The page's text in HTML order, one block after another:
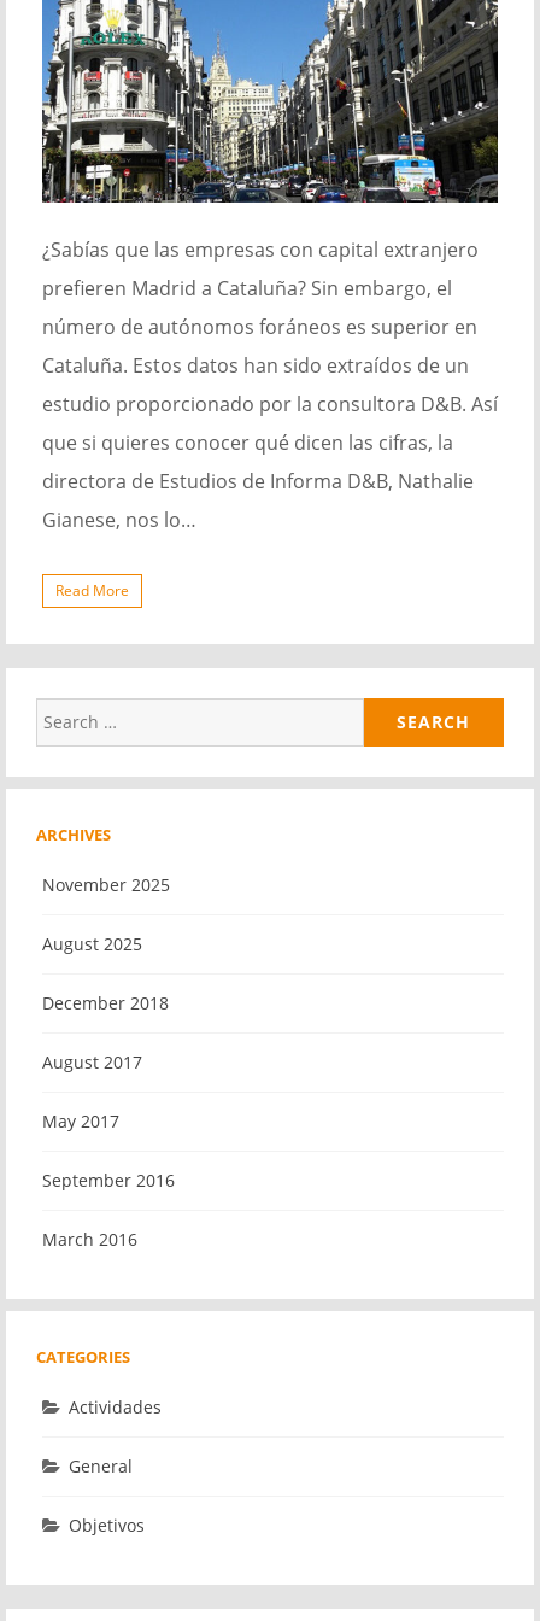
¿Sabías que las empresas con capital extranjero
prefieren Madrid a Cataluña? Sin embargo, el
número de autónomos foráneos es superior en
Cataluña. Estos datos han sido extraídos de un
estudio proporcionado por la consultora D&B. Así
que si quieres conocer qué dicen las cifras, la
directora de Estudios de Informa D&B, Nathalie
Gianese, nos lo…
Read More
Search
for:
ARCHIVES
November 2025
August 2025
December 2018
August 2017
May 2017
September 2016
March 2016
CATEGORIES
Actividades
General
Objetivos